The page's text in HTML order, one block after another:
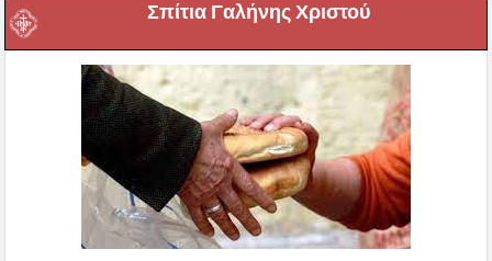
Σπίτια Γαλήνης Χριστού